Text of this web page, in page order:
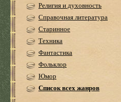
Религия и духовность
Справочная литература
Старинное
Техника
Фантастика
Фольклор
Юмор
Список всех жанров